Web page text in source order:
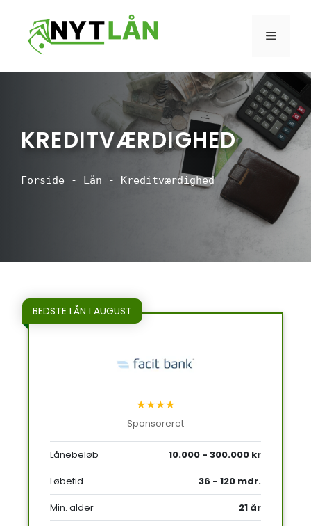
indhold
MENU
KREDITVÆRDIGHED
Forside - Lån - Kreditværdighed
BEDSTE LÅN I AUGUST
★★★★
Sponsoreret
Lånebeløb
10.000 - 300.000 kr
Løbetid
36 - 120 mdr.
Min. alder
21 år